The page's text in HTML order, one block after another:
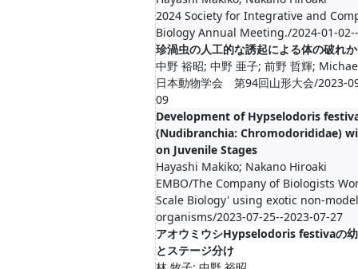
2024 Society for Integrative and
Biology Annual Meeting./2024-01-
珍渦虫の人工的な誘起による体の破れ
中野 裕昭; 中野 亜子; 前野 哲輝;
日本動物学会 第94回山形大会/2023-
09
Development of Hypselodoris
(Nudibranchia: Chromodorididae)
on Juvenile Stages
Hayashi Makiko; Nakano Hiroaki
EMBO/The Company of Biologists
Scale Biology' using exotic non-model
organisms/2023-07-25--2023-07-27
アオウミウシHypselodoris festivaの
とステージ分け